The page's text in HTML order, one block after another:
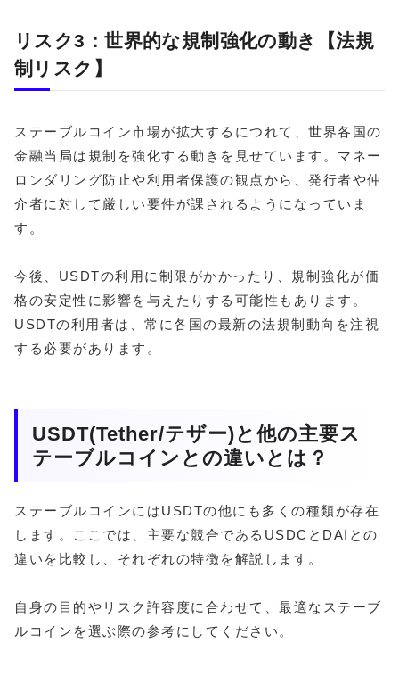
リスク3：世界的な規制強化の動き【法規
制リスク】
ステーブルコイン市場が拡大するにつれて、世界各国の
金融当局は規制を強化する動きを見せています。マネー
ロンダリング防止や利用者保護の観点から、発行者や仲
介者に対して厳しい要件が課されるようになっていま
す。
今後、USDTの利用に制限がかかったり、規制強化が価
格の安定性に影響を与えたりする可能性もあります。
USDTの利用者は、常に各国の最新の法規制動向を注視
する必要があります。
USDT(Tether/テザー)と他の主要ス
テーブルコインとの違いとは？
ステーブルコインにはUSDTの他にも多くの種類が存在
します。ここでは、主要な競合であるUSDCとDAIとの
違いを比較し、それぞれの特徴を解説します。
自身の目的やリスク許容度に合わせて、最適なステーブ
ルコインを選ぶ際の参考にしてください。